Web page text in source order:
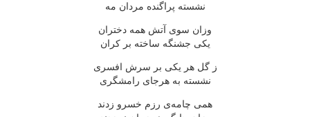
نشسته پراگنده مردان مه
وزان سوی آتش همه دختران
یکی جشنگه ساخته بر کران
ز گل هر یکی بر سرش افسری
نشسته به هرجای رامشگری
همی چامه‌ی رزم خسرو زدند